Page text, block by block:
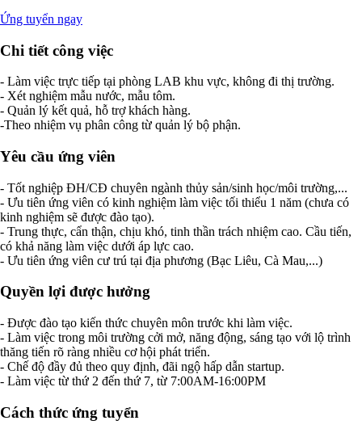
Ứng tuyển ngay
Chi tiết công việc
- Làm việc trực tiếp tại phòng LAB khu vực, không đi thị trường.
- Xét nghiệm mẫu nước, mẫu tôm.
- Quản lý kết quả, hỗ trợ khách hàng.
-Theo nhiệm vụ phân công từ quản lý bộ phận.
Yêu cầu ứng viên
- Tốt nghiệp ĐH/CĐ chuyên ngành thủy sản/sinh học/môi trường,...
- Ưu tiên ứng viên có kinh nghiệm làm việc tối thiểu 1 năm (chưa có
kinh nghiệm sẽ được đào tạo).
- Trung thực, cẩn thận, chịu khó, tinh thần trách nhiệm cao. Cầu tiến,
có khả năng làm việc dưới áp lực cao.
- Ưu tiên ứng viên cư trú tại địa phương (Bạc Liêu, Cà Mau,...)
Quyền lợi được hưởng
- Được đào tạo kiến thức chuyên môn trước khi làm việc.
- Làm việc trong môi trường cởi mở, năng động, sáng tạo với lộ trình
thăng tiến rõ ràng nhiều cơ hội phát triển.
- Chế độ đầy đủ theo quy định, đãi ngộ hấp dẫn startup.
- Làm việc từ thứ 2 đến thứ 7, từ 7:00AM-16:00PM
Cách thức ứng tuyển